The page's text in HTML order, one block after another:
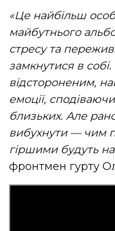
«Це найбільш
майбутнього
стресу та
замкнутися в
відстороненим,
емоції,
близьких. Але
вибухнути — чим
гіршими будуть
фронтмен гурту